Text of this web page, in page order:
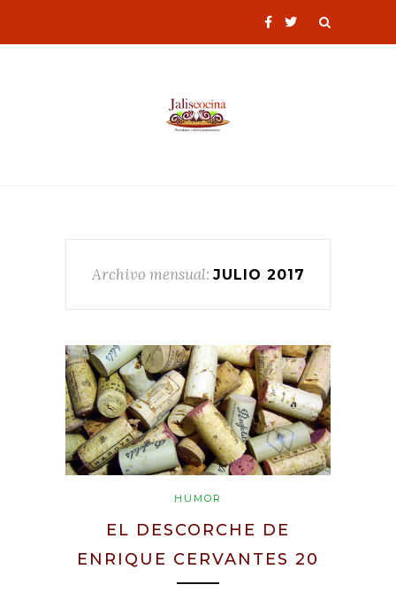
Archivo mensual: JULIO 2017
HUMOR
EL DESCORCHE DE
ENRIQUE CERVANTES 20